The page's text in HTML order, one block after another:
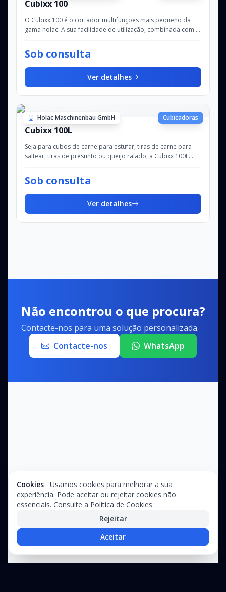
Cookies
Usamos cookies para melhorar a sua
experiência. Pode aceitar ou rejeitar cookies não
essenciais. Consulte a Política de Cookies.
Rejeitar
Aceitar
Cubixx 100
O Cubixx 100 é o cortador multifunções mais pequeno da
gama holac. A sua facilidade de utilização, combinada com a
Sob consulta
Ver detalhes
Holac Maschinenbau GmbH Cubicadoras
Cubixx 100L
Seja para cubos de carne para estufar, tiras de carne para
saltear, tiras de presunto ou queijo ralado, a Cubixx 100L
Sob consulta
Ver detalhes
Não encontrou o que procura?
Contacte-nos para uma solução personalizada.
Contacte-nos
WhatsApp